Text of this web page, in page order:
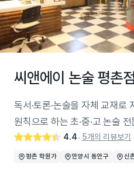
씨앤에이 논술 평촌점
독서·토론·논술을 자체 교재로
원칙으로 하는 초·중·고 논술 전
4.4 ‧ 5개의 리뷰보기
평촌 학원가 안양시 동안구 신